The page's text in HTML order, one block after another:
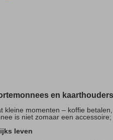
en
kleine momenten – koffie
is niet zomaar een
leven